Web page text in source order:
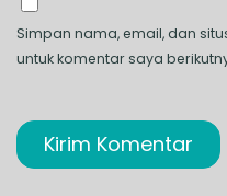
Simpan nama, email, dan
untuk komentar saya